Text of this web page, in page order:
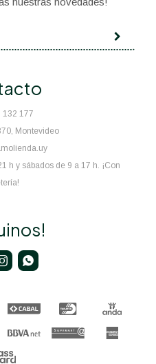
132 177
Montevideo
h y sábados de 9 a 17 h. ¡Con
